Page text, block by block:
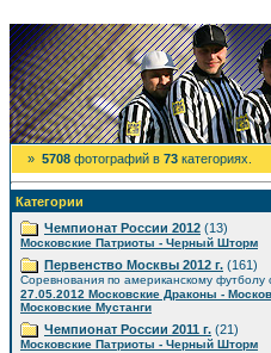
» 5708 фотографий в 73 категориях.
Категории
Чемпионат России 2012 (13)
Московские Патриоты - Черный Шторм
Первенство Москвы 2012 г. (161)
Соревнования по американскому
27.05.2012 Московские Драконы -
Московские Мустанги
Чемпионат России 2011 г. (21)
Московские Патриоты - Черный Шторм